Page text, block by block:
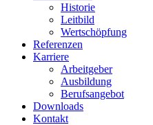
Historie
Leitbild
Wertschöpfung
Referenzen
Karriere
Arbeitgeber
Ausbildung
Berufsangebot
Downloads
Kontakt